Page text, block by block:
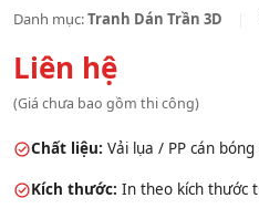
Danh mục:Tranh Dán Trần 3D
Liên hệ
(Giá chưa bao gồm thi công)
Chất liệu: Vải lụa / PP cán bóng
Kích thước: In theo kích thước